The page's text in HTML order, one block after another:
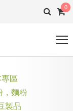
0
專區
，麵粉
製品